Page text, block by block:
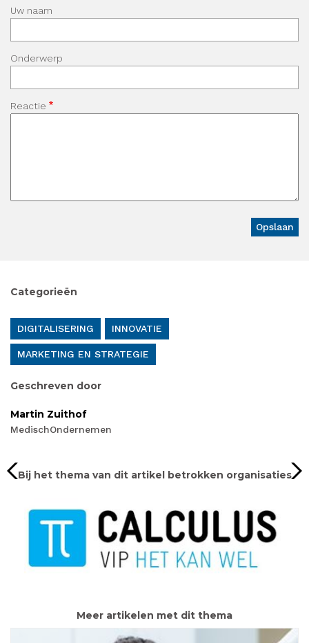
Uw naam
Onderwerp
Reactie
Categorieën
DIGITALISERING INNOVATIE
MARKETING EN STRATEGIE
Geschreven door
Martin Zuithof
MedischOndernemen
Bij het thema van dit artikel betrokken organisaties
Meer artikelen met dit thema